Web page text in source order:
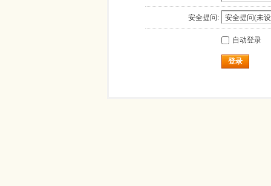
安全提问:
自动登录
登录